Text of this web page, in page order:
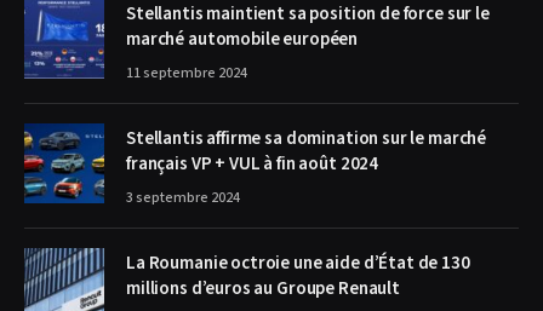
Stellantis maintient sa position de force sur le
marché automobile européen
11 septembre 2024
Stellantis affirme sa domination sur le marché
français VP + VUL à fin août 2024
3 septembre 2024
La Roumanie octroie une aide d’État de 130
millions d’euros au Groupe Renault